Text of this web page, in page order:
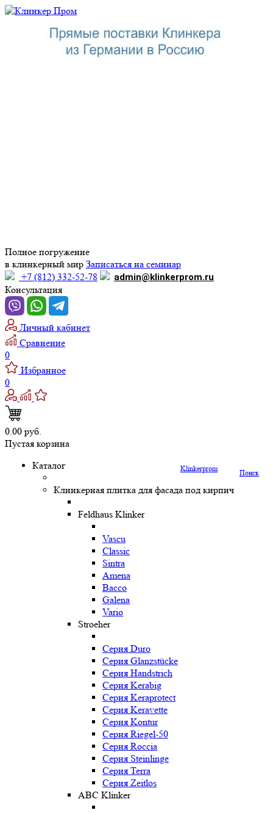
Полное погружение
в клинкерный мир Записаться на семинар
+7 (812) 332-52-78
admin@klinkerprom.ru
Консультация
Личный кабинет
Сравнение
0
Избранное
0
0.00 руб.
Пустая корзина
Поиск
Klinkerprom
Каталог
Клинкерная плитка для фасада под кирпич
Feldhaus Klinker
Vascu
Classic
Sintra
Amena
Bacco
Galena
Vario
Stroeher
Серия Duro
Серия Glanzstücke
Серия Handstrich
Серия Kerabig
Серия Keraprotect
Серия Keravette
Серия Kontur
Серия Riegel-50
Серия Roccia
Серия Steinlinge
Серия Terra
Серия Zeitlos
ABC Klinker